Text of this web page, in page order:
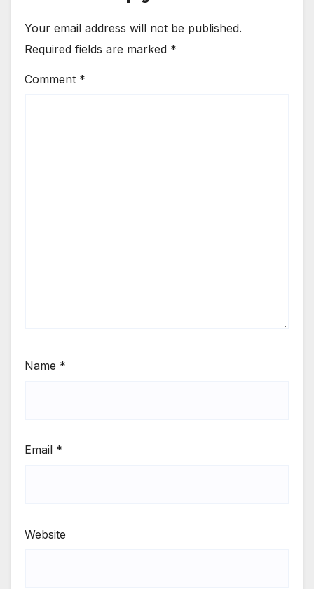
Your email address will not be published.
Required fields are marked *
Comment *
Name *
Email *
Website